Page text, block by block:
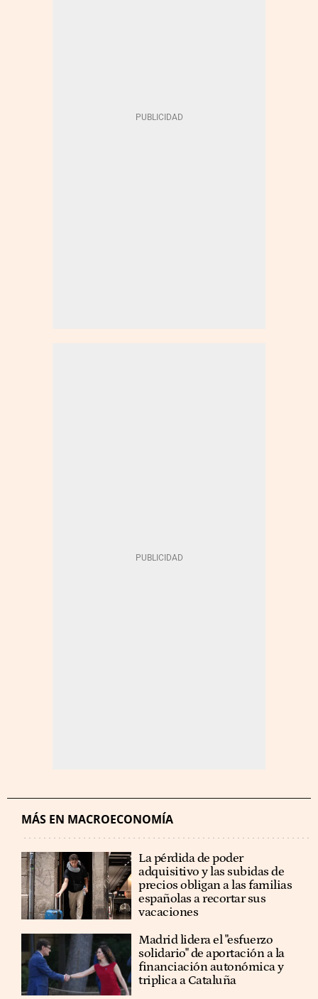
MÁS EN MACROECONOMÍA
La pérdida de poder
adquisitivo y las subidas de
precios obligan a las familias
españolas a recortar sus
vacaciones
Madrid lidera el "esfuerzo
solidario" de aportación a la
financiación autonómica y
triplica a Cataluña